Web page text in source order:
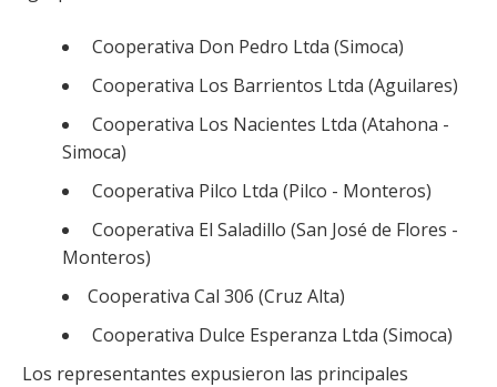
Cooperativa Don Pedro Ltda (Simoca)
Cooperativa Los Barrientos Ltda (Aguilares)
Cooperativa Los Nacientes Ltda (Atahona -
Simoca)
Cooperativa Pilco Ltda (Pilco - Monteros)
Cooperativa El Saladillo (San José de Flores -
Monteros)
Cooperativa Cal 306 (Cruz Alta)
Cooperativa Dulce Esperanza Ltda (Simoca)
Los representantes expusieron las principales